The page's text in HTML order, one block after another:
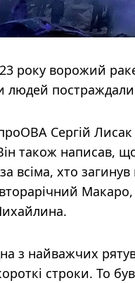
року ворожий
людей
Сергій
також написав,
всіма, хто
з найважчих
строки. То